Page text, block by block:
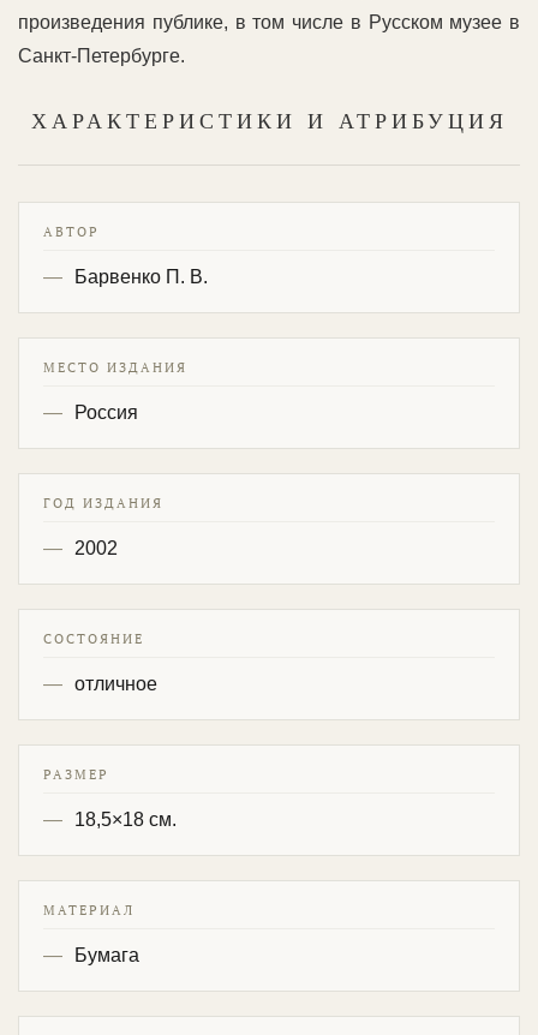
произведения публике, в том числе в Русском музее в
Санкт-Петербурге.
ХАРАКТЕРИСТИКИ И АТРИБУЦИЯ
АВТОР
Барвенко П. В.
МЕСТО ИЗДАНИЯ
Россия
ГОД ИЗДАНИЯ
2002
СОСТОЯНИЕ
отличное
РАЗМЕР
18,5×18 см.
МАТЕРИАЛ
Бумага